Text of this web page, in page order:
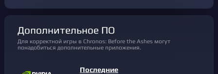
Дополнительное ПО
Для корректной игры в Chronos: Before the Ashes могут
понадобиться дополнительные приложения.
Последние